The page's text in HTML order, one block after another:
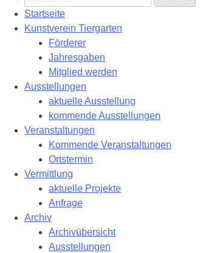
nach:
Startseite
Kunstverein Tiergarten
Förderer
Jahresgaben
Mitglied werden
Ausstellungen
aktuelle Ausstellung
kommende Ausstellungen
Veranstaltungen
Kommende Veranstaltungen
Ortstermin
Vermittlung
aktuelle Projekte
Anfrage
Archiv
Archivübersicht
Ausstellungen